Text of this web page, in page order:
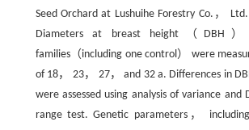
Seed Orchard at Lushuihe Forestry Co.，
Diameters at breast height（DBH
families（including one control） were
of 18， 23， 27， and 32 a. Differences in
were assessed using analysis of variance and
range test. Genetic parameters，